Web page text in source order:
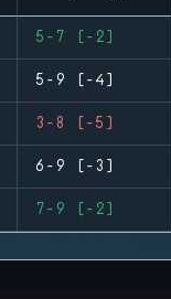
5-7 (-2)
5-9 (-4)
3-8 (-5)
6-9 (-3)
7-9 (-2)